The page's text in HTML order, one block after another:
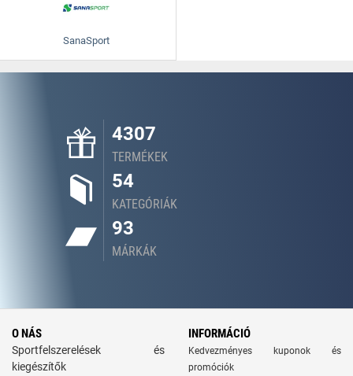
SanaSport
4307
TERMÉKEK
54
KATEGÓRIÁK
93
MÁRKÁK
O NÁS
Sportfelszerelések és
kiegészítők
INFORMÁCIÓ
Kedvezményes kuponok és
promóciók